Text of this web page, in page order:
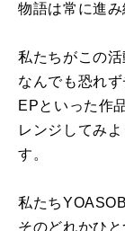
物語は常に進み
私たちがこの
なんでも恐れ
EPといった作
レンジしてみ
す。
私たち
そのどれかひ